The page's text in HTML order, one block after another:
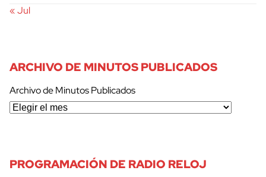
« Jul
ARCHIVO DE MINUTOS PUBLICADOS
Archivo de Minutos Publicados
PROGRAMACIÓN DE RADIO RELOJ